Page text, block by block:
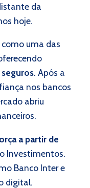
da
hoje.
como uma das
. Após a
nos bancos
abriu
a partir de
Investimentos.
Banco Inter e
digital.